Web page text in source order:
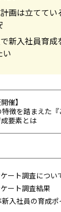
画は立ててい
新入社員育
い
催】
特徴を踏まえた
要素とは
ート調査につい
ート調査結果
新入社員の育成ポ